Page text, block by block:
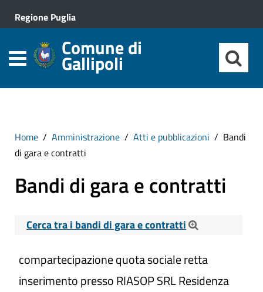
Regione Puglia
Comune di
Gallipoli
Home Amministrazione Atti e pubblicazioni
Bandi
di gara e contratti
Bandi di gara e contratti
Cerca tra i bandi di gara e contratti
Cerca tra i Bandi di gara e contratti
compartecipazione quota sociale retta
inserimento presso RIASOP SRL Residenza